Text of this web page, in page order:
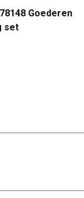
Goederen
set